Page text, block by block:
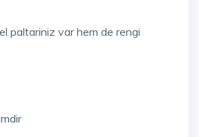
paltariniz var hem de rengi